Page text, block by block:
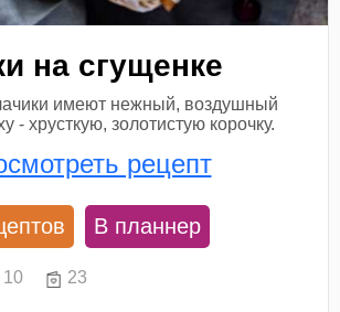
на сгущенке
имеют нежный, воздушный
- хрусткую, золотистую корочку.
рецепт
В планнер
10 23